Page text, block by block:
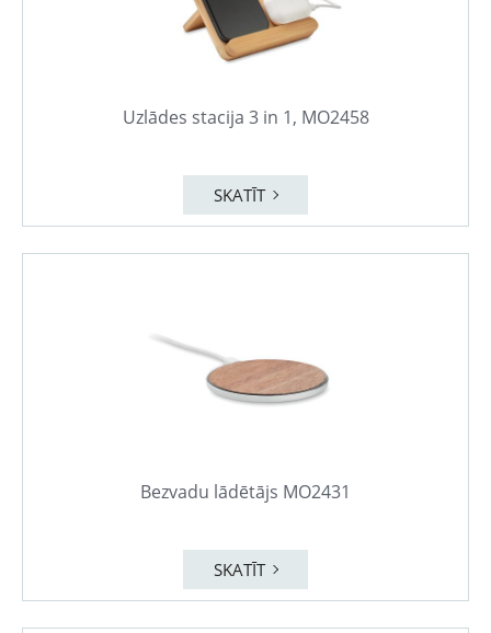
Uzlādes stacija 3 in 1, MO2458
SKATĪT
Bezvadu lādētājs MO2431
SKATĪT